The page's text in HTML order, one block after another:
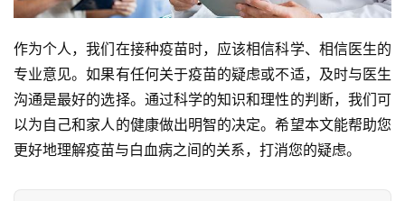
作为个人，我们在接种疫苗时，应该相信科学、相信医生的
专业意见。如果有任何关于疫苗的疑虑或不适，及时与医生
沟通是最好的选择。通过科学的知识和理性的判断，我们可
以为自己和家人的健康做出明智的决定。希望本文能帮助您
更好地理解疫苗与白血病之间的关系，打消您的疑虑。